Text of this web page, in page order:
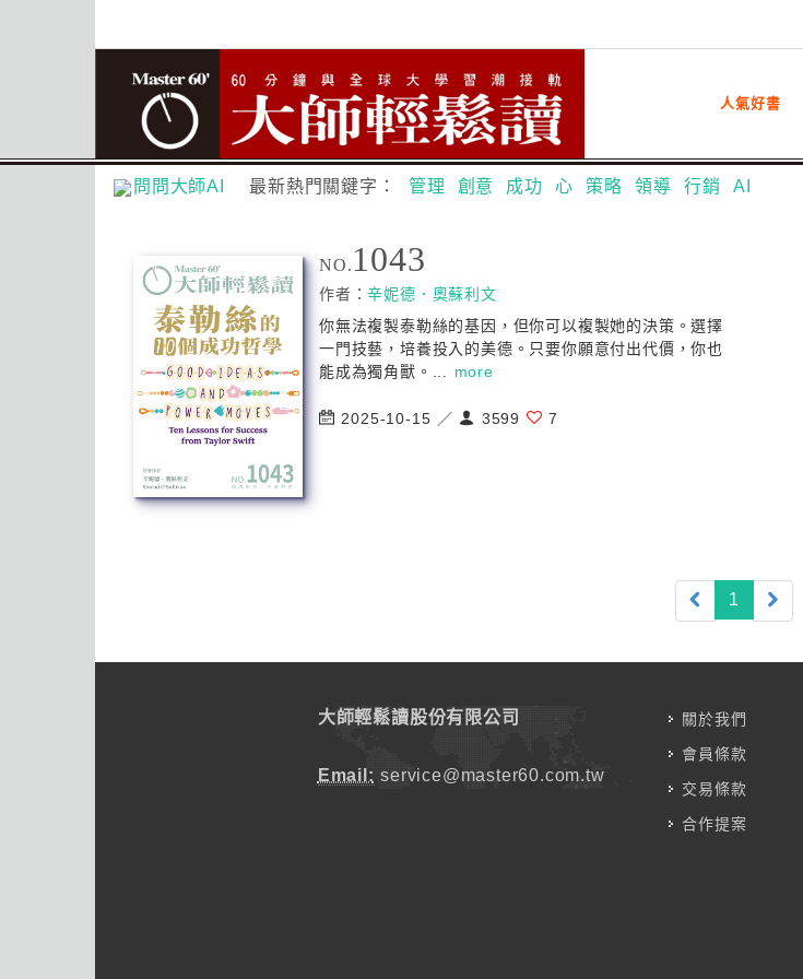
人氣好書
問問大師AI 最新熱門關鍵字： 管理 創意 成功 心 策略 領導 行銷 AI
NO. 1043
作者：辛妮德．奧蘇利文
你無法複製泰勒絲的基因，但你可以複製她的決策。選擇
一門技藝，培養投入的美德。只要你願意付出代價，你也
能成為獨角獸。... more
2025-10-15 ／ 3599 7
1 (current)
大師輕鬆讀股份有限公司
Email: service@master60.com.tw
關於我們
會員條款
交易條款
合作提案